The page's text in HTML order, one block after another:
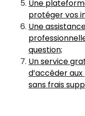
Une
protéger vos
Une
question;
Un service
d’accéder
sans frais